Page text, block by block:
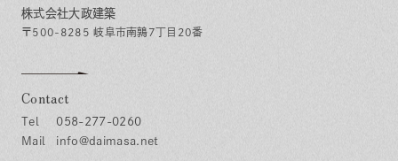
株式会社大政建築
〒500-8285 岐阜市南鶉7丁目20番
Contact
058-277-0260
info@daimasa.net